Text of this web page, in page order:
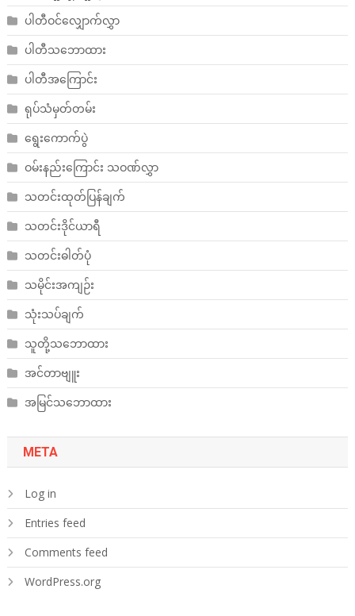
ပါတီဝင်လျှောက်လွှာ
ပါတီသဘောထား
ပါတီအကြောင်း
ရုပ်သံမှတ်တမ်း
ရွေးကောက်ပွဲ
ဝမ်းနည်းကြောင်း သဝဏ်လွှာ
သတင်းထုတ်ပြန်ချက်
သတင်းဒိုင်ယာရီ
သတင်းဓါတ်ပုံ
သမိုင်းအကျဉ်း
သုံးသပ်ချက်
သူတို့သဘောထား
အင်တာဗျူး
အမြင်သဘောထား
META
Log in
Entries feed
Comments feed
WordPress.org